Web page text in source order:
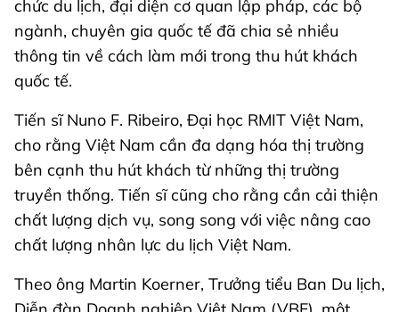
chức du lịch, đại diện cơ quan lập pháp, các bộ
ngành, chuyên gia quốc tế đã chia sẻ nhiều
thông tin về cách làm mới trong thu hút khách
quốc tế.
Tiến sĩ Nuno F. Ribeiro, Đại học RMIT Việt Nam,
cho rằng Việt Nam cần đa dạng hóa thị trường
bên cạnh thu hút khách từ những thị trường
truyền thống. Tiến sĩ cũng cho rằng cần cải thiện
chất lượng dịch vụ, song song với việc nâng cao
chất lượng nhân lực du lịch Việt Nam.
Theo ông Martin Koerner, Trưởng tiểu Ban Du lịch,